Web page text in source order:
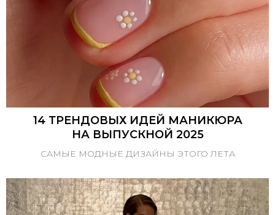
14 ТРЕНДОВЫХ ИДЕЙ МАНИКЮРА
НА ВЫПУСКНОЙ 2025
САМЫЕ МОДНЫЕ ДИЗАЙНЫ ЭТОГО ЛЕТА